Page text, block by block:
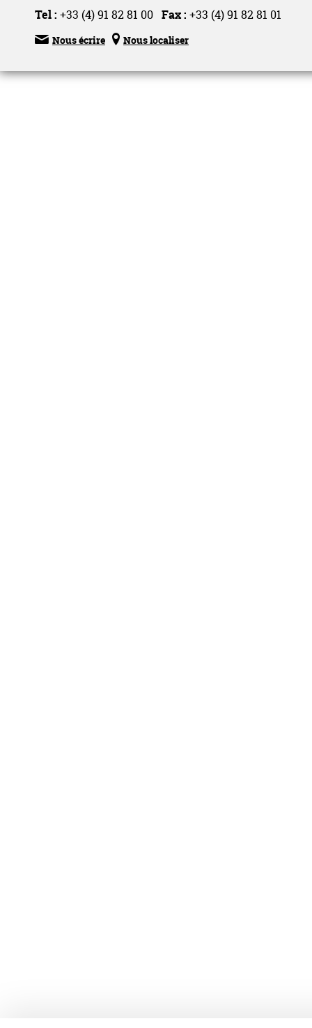
Tel : +33 (4) 91 82 81 00 Fax : +33 (4) 91 82 81 01
 Nous écrire  Nous localiser